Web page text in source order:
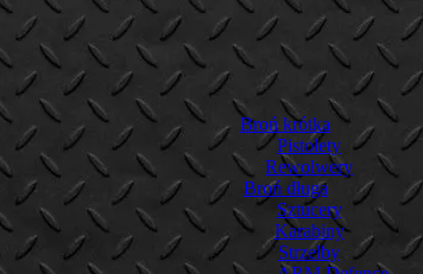
Broń krótka
Pistolety
Rewolwery
Broń długa
Sztucery
Karabiny
Strzelby